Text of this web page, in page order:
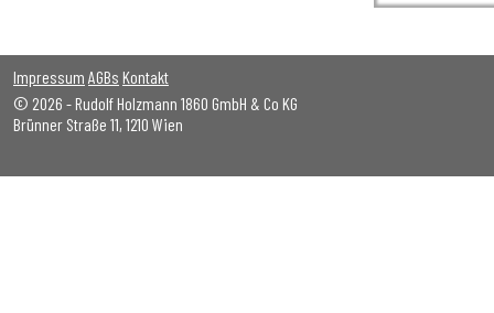
Impressum AGBs Kontakt
© 2026 - Rudolf Holzmann 1860 GmbH & Co KG
Brünner Straße 11, 1210 Wien